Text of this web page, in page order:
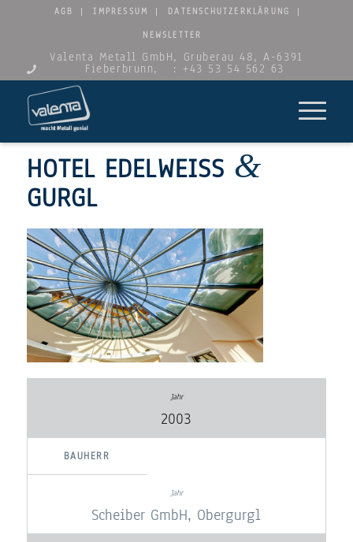
AGB IMPRESSUM
DATENSCHUTZERKLÄRUNG
NEWSLETTER
Valenta Metall GmbH, Gruberau 48, A-6391
Fieberbrunn, : +43 53 54 562 63
HOTEL EDELWEISS &
GURGL
2003
BAUHERR
Scheiber GmbH, Obergurgl